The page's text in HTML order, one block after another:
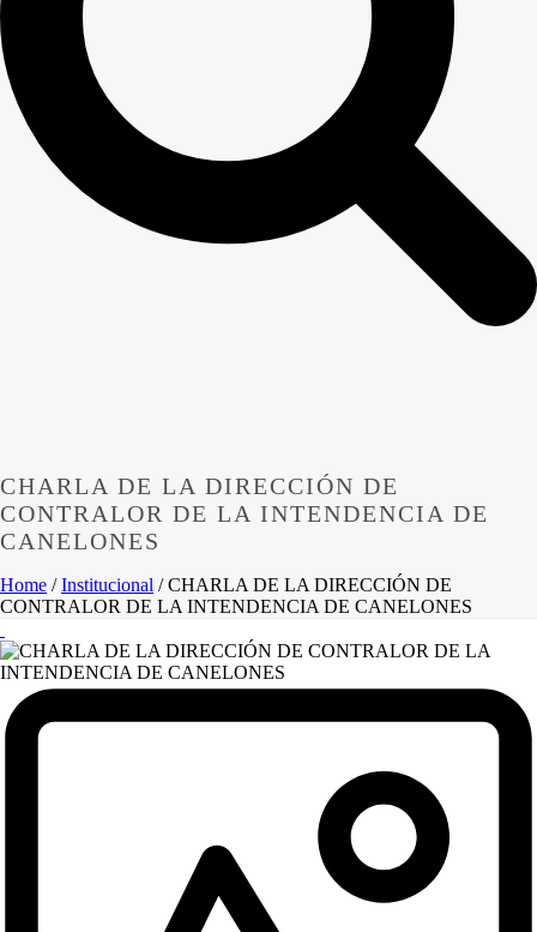
CHARLA DE LA DIRECCIÓN DE
CONTRALOR DE LA INTENDENCIA DE
CANELONES
Home /Institucional / CHARLA DE LA DIRECCIÓN DE
CONTRALOR DE LA INTENDENCIA DE CANELONES